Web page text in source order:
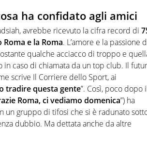
ha confidato agli amici
avrebbe ricevuto la cifra record di
Roma e la Roma. L’amore e la passione
qualche acciacco di troppo e
in caso di chiamata da un top club. Il
scrive Il Corriere dello Sport, ai
tradire questa gente”. Così, poco dopo
Roma, ci vediamo domenica”) ha
un gruppo di tifosi che si è radunato
dubbio. Ma dettata anche da altre